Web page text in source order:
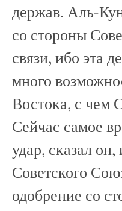
держав. Аль-
со стороны
связи, ибо эта
много
Востока, с чем
Сейчас самое
удар, сказал
Советского
одобрение со